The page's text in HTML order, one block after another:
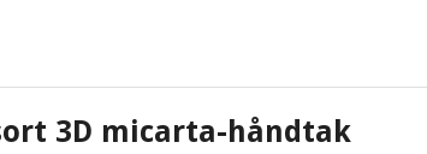
3D micarta-håndtak